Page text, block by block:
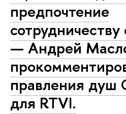
предпочтение
— Андрей
правления душ
для RTVI.